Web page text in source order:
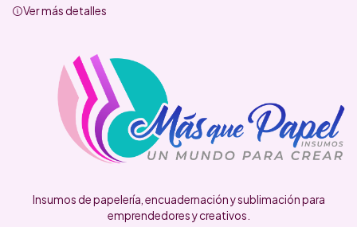
Ver más detalles
Insumos de papelería, encuadernación y sublimación para
emprendedores y creativos.